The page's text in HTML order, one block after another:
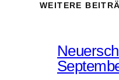
WEITERE